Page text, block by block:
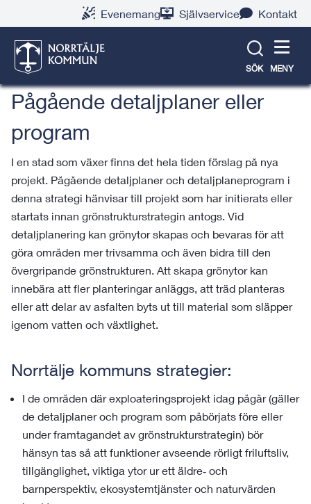
Evenemang Självservice Kontakt
SÖK MENY
Norrtälje växer
Pågående detaljplaner eller
program
I en stad som växer finns det hela tiden förslag på nya
projekt. Pågående detaljplaner och detaljplaneprogram i
denna strategi hänvisar till projekt som har initierats eller
startats innan grönstrukturstrategin antogs. Vid
detaljplanering kan grönytor skapas och bevaras för att
göra områden mer trivsamma och även bidra till den
övergripande grönstrukturen. Att skapa grönytor kan
innebära att fler planteringar anläggs, att träd planteras
eller att delar av asfalten byts ut till material som släpper
igenom vatten och växtlighet.
Norrtälje kommuns strategier:
I de områden där exploateringsprojekt idag pågår (gäller
de detaljplaner och program som påbörjats före eller
under framtagandet av grönstrukturstrategin) bör
hänsyn tas så att funktioner avseende rörligt friluftsliv,
tillgänglighet, viktiga ytor ur ett äldre‐ och
barnperspektiv, ekosystemtjänster och naturvärden